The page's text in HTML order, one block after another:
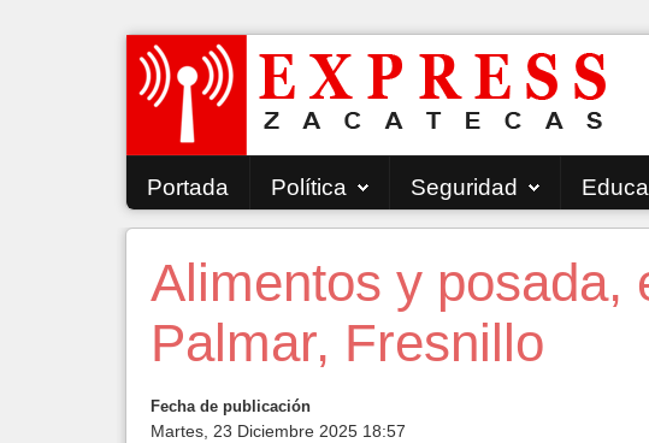
Portada Política Seguridad
Alimentos y posada,
Palmar, Fresnillo
Fecha de publicación
Martes, 23 Diciembre 2025 18:57